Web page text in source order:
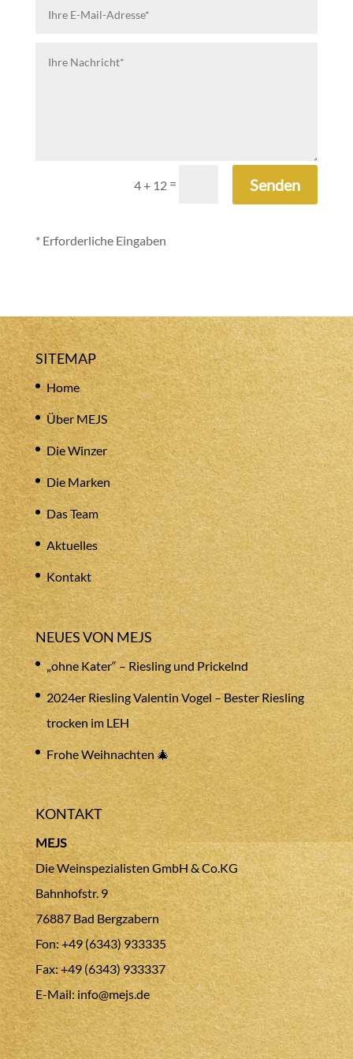
4 + 12 = Senden
* Erforderliche Eingaben
SITEMAP
Home
Über MEJS
Die Winzer
Die Marken
Das Team
Aktuelles
Kontakt
NEUES VON MEJS
„ohne Kater“ – Riesling und Prickelnd
2024er Riesling Valentin Vogel – Bester Riesling
trocken im LEH
Frohe Weihnachten 🎄
KONTAKT
MEJS
Die Weinspezialisten GmbH & Co.KG
Bahnhofstr. 9
76887 Bad Bergzabern
Fon: +49 (6343) 933335
Fax: +49 (6343) 933337
E-Mail:info@mejs.de